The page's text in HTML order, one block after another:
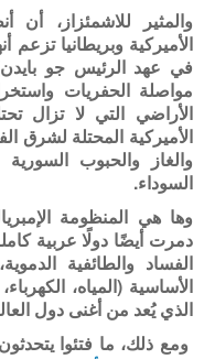
والمثير للاشمئزاز، أن
الأميركية وبريطانيا تزعم
في عهد الرئيس جو
مواصلة الحفريات
الأراضي التي لا تزال
الأميركية المحتلة
والغاز والحبوب
السوداء.
وها هي المنظومة
دمرت أيضًا دولًا عربية
الفساد والطائفية
الأساسية (المياه،
الذي يُعد من أغنى دول
ومع ذلك، ما فتئوا